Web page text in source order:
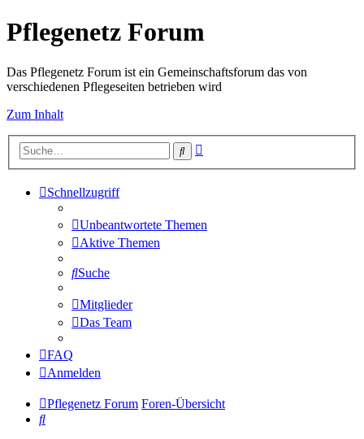
Pflegenetz Forum
Das Pflegenetz Forum ist ein Gemeinschaftsforum das von
verschiedenen Pflegeseiten betrieben wird
Zum Inhalt
Suche
Schnellzugriff
Unbeantwortete Themen
Aktive Themen
Suche
Mitglieder
Das Team
FAQ
Anmelden
Pflegenetz Forum Foren-Übersicht
Suche